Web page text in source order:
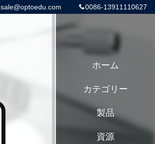
0086-13911110627
sale@optoedu.com
ホーム
カテゴリー
製品
資源